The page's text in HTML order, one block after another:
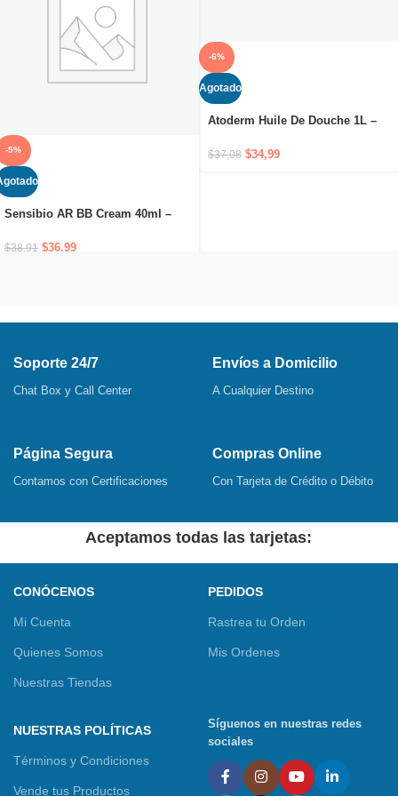
-6%
Agotado
Atoderm Huile De Douche 1L –
confort inmediato desde la ducha
$37,08 $34,99
-5%
Sensibio AR BB Cream 40ml –
Cuidado antirojeces. Cubre y
$38,91 $36,99
Soporte 24/7
Chat Box y Call Center
Envíos a Domicilio
A Cualquier Destino
Página Segura
Contamos con Certificaciones
Compras Online
Con Tarjeta de Crédito o Débito
Aceptamos todas las tarjetas:
CONÓCENOS
Mi Cuenta
Quienes Somos
Nuestras Tiendas
PEDIDOS
Rastrea tu Orden
Mis Ordenes
NUESTRAS POLÍTICAS
Términos y Condiciones
Vende tus Productos
Síguenos en nuestras redes
sociales